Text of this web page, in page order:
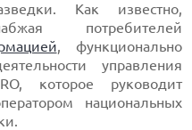
Как известно,
потребителей
, функционально
управления
которое руководит
национальных